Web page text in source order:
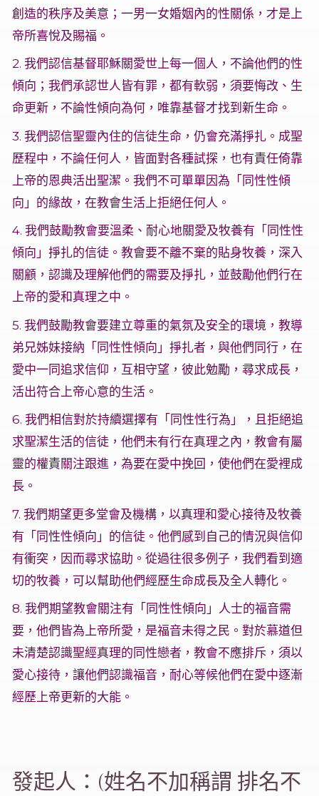
創造的秩序及美意；一男一女婚姻內的性關係，才是上
帝所喜悅及賜福。
2. 我們認信基督耶穌關愛世上每一個人，不論他們的性
傾向；我們承認世人皆有罪，都有軟弱，須要悔改、生
命更新，不論性傾向為何，唯靠基督才找到新生命。
3. 我們認信聖靈內住的信徒生命，仍會充滿掙扎。成聖
歷程中，不論任何人，皆面對各種試探，也有責任倚靠
上帝的恩典活出聖潔。我們不可單單因為「同性性傾
向」的緣故，在教會生活上拒絕任何人。
4. 我們鼓勵教會要溫柔、耐心地關愛及牧養有「同性性
傾向」掙扎的信徒。教會要不離不棄的貼身牧養，深入
關顧，認識及理解他們的需要及掙扎，並鼓勵他們行在
上帝的愛和真理之中。
5. 我們鼓勵教會要建立尊重的氣氛及安全的環境，教導
弟兄姊妹接納「同性性傾向」掙扎者，與他們同行，在
愛中一同追求信仰，互相守望，彼此勉勵，尋求成長，
活出符合上帝心意的生活。
6. 我們相信對於持續選擇有「同性性行為」，且拒絕追
求聖潔生活的信徒，他們未有行在真理之內，教會有屬
靈的權責關注跟進，為要在愛中挽回，使他們在愛裡成
長。
7. 我們期望更多堂會及機構，以真理和愛心接待及牧養
有「同性性傾向」的信徒。他們感到自己的情況與信仰
有衝突，因而尋求協助。從過往很多例子，我們看到適
切的牧養，可以幫助他們經歷生命成長及全人轉化。
8. 我們期望教會關注有「同性性傾向」人士的福音需
要，他們皆為上帝所愛，是福音未得之民。對於慕道但
未清楚認識聖經真理的同性戀者，教會不應排斥，須以
愛心接待，讓他們認識福音，耐心等候他們在愛中逐漸
經歷上帝更新的大能。
發起人：(姓名不加稱謂 排名不